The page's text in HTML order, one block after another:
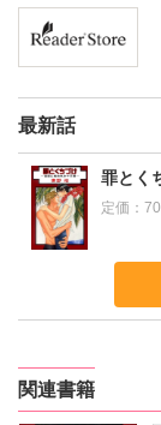
最新話
罪とく
定価：
関連書籍